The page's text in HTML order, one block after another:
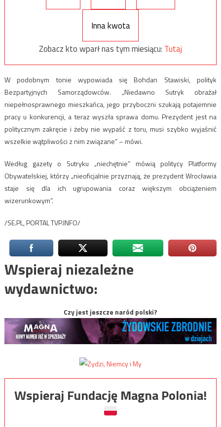
Inna kwota
Zobacz kto wparł nas tym miesiącu: Tutaj
W podobnym tonie wypowiada się Bohdan Stawiski, polityk
Bezpartyjnych Samorządowców. „Niedawno Sutryk obrażał
niepełnosprawnego mieszkańca, jego przyboczni szukają potajemnie
pracy u konkurencji, a teraz wyszła sprawa domu. Prezydent jest na
politycznym zakręcie i żeby nie wypaść z toru, musi szybko wyjaśnić
wszelkie wątpliwości z nim związane” – mówi.
Według gazety o Sutryku „niechętnie” mówią politycy Platformy
Obywatelskiej, którzy „nieoficjalnie przyznają, że prezydent Wrocławia
staje się dla ich ugrupowania coraz większym obciążeniem
wizerunkowym”.
/SE.PL, PORTAL TVP.INFO/
Wspieraj niezależne
wydawnictwo:
Czy jest jeszcze naród polski?
Wspieraj Fundację Magna Polonia!